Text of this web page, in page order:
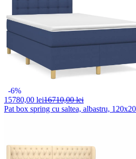
-6%
15780,00 lei16710,00 lei
Pat box spring cu saltea, albastru,